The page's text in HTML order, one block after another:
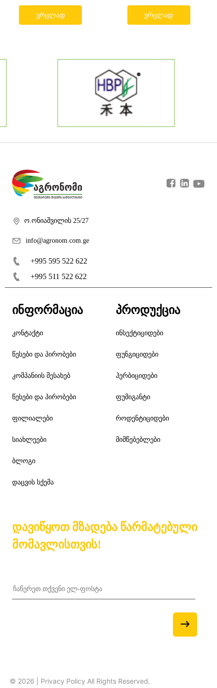
ვრცლად ვრცლად
ო.ონიაშვილის 25/27
info@agronom.com.ge
+995 595 522 622
+995 511 522 622
ინფორმაცია
კონტაქტი
წესები და პირობები
კომპანიის შესახებ
წესები და პირობები
ფილიალები
სიახლეები
ბლოგი
დაცვის სქემა
პროდუქცია
ინსექტიციდები
ფუნგიციდები
ჰერბიციდები
ფუმიგანტი
როდენტიციდები
მიმწებებლები
დავიწყოთ მზადება წარმატებული
მომავლისთვის!
© 2026 | Privacy Policy All Rights Reserved.